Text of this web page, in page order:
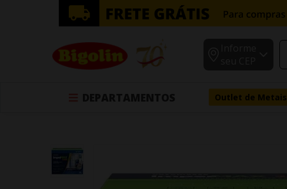
Outlet de Metais